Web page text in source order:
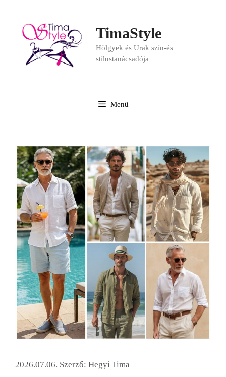
TimaStyle
Hölgyek és Urak szín-és
stílustanácsadója
Menü
2026.07.06. Szerző: Hegyi Tima